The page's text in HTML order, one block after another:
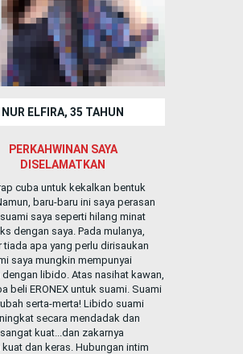
NUR ELFIRA, 35 TAHUN
PERKAHWINAN SAYA
DISELAMATKAN
cuba untuk kekalkan bentuk
baru-baru ini saya perasan
saya seperti hilang minat
dengan saya. Pada mulanya,
tiada apa yang perlu dirisaukan
saya mungkin mempunyai
libido. Atas nasihat kawan,
beli ERONEX untuk suami. Suami
serta-merta! Libido suami
secara mendadak dan
kuat...dan zakarnya
dan keras. Hubungan intim